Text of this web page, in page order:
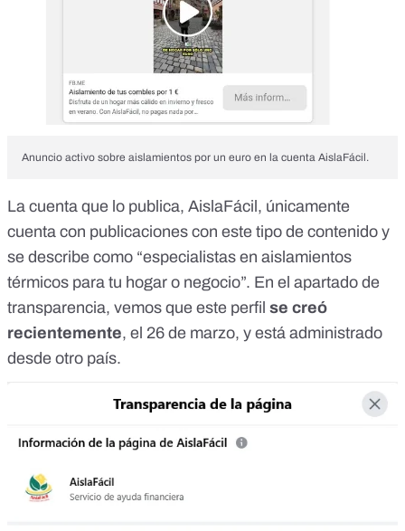
Anuncio activo sobre aislamientos por un euro en la cuenta AislaFácil.
La cuenta que lo publica, AislaFácil, únicamente
cuenta con publicaciones con este tipo de contenido y
se describe como “especialistas en aislamientos
térmicos para tu hogar o negocio”. En el apartado de
transparencia, vemos que este perfil se creó
recientemente, el 26 de marzo, y está administrado
desde otro país.